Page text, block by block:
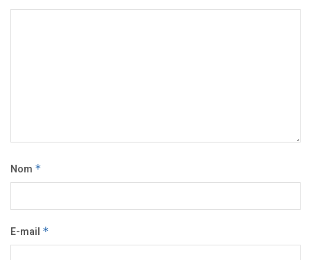
Nom *
E-mail *